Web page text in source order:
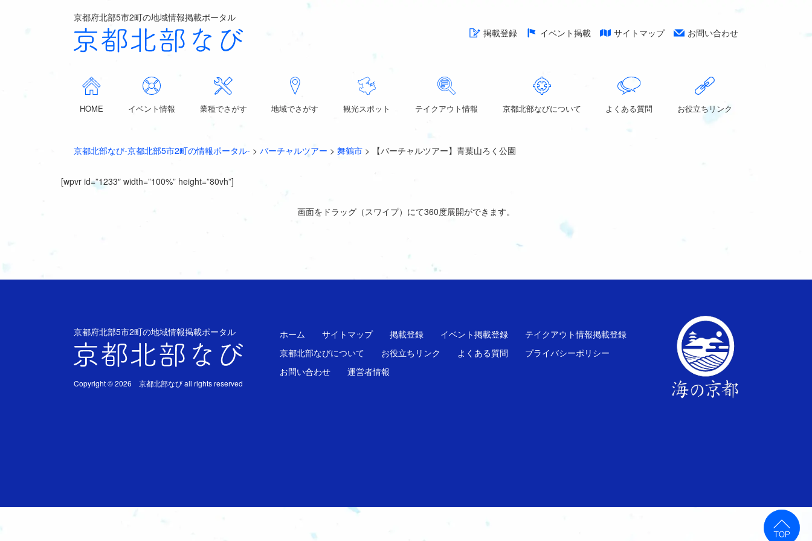
京都府北部5市2町の地域情報掲載ポータル
掲載登録
イベント掲載 サイトマップ お問い合わせ
HOME イベント情報 業種でさがす 地域でさがす 観光スポット テイクアウト情報 京都北部なびについて よくある質問 お役立ちリンク
京都北部なび-京都北部5市2町の情報ポータル- > バーチャルツアー > 舞鶴市 > 【バーチャルツアー】青葉山ろく公園
[wpvr id=”1233″ width=”100%” height=”80vh”]
画面をドラッグ（スワイプ）にて360度展開ができます。
京都府北部5市2町の地域情報掲載ポータル
Copyright © 2026 京都北部なび all rights reserved
ホーム サイトマップ 掲載登録 イベント掲載登録
テイクアウト情報掲載登録
京都北部なびについて
お役立ちリンク よくある質問
プライバシーポリシー
お問い合わせ
運営者情報